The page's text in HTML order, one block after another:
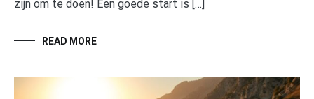
zijn om te doen! Een goede start is […]
READ MORE